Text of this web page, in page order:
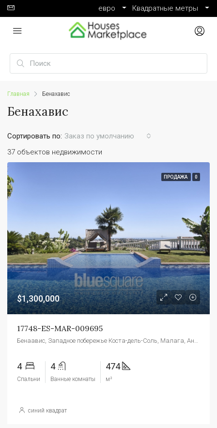
евро Квадратные метры
Главная Бенахавис
Бенахавис
37 объектов недвижимости
Сортировать по: Заказ по умолчанию
ПРОДАЖА 0
$1,300,000
17748-ES-MAR-009695
4
Спальни
4
Ванные комнаты
474
м²
синий квадрат